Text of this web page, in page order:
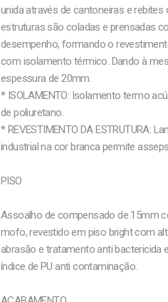
unida através de cantoneiras e rebites
estruturas são coladas e prensadas
desempenho, formando o
com isolamento térmico. Dando à
espessura de 20mm.
* ISOLAMENTO: Isolamento termo
de poliuretano.
* REVESTIMENTO DA ESTRUTURA:
industrial na cor branca permite
PISO
Assoalho de compensado de 15mm
mofo, revestido em piso bright com
abrasão e tratamento anti bactericida
índice de PU anti contaminação.